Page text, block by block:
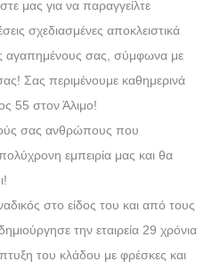
μας για να παραγγείλτε
σχεδιασμένες αποκλειστικά
αγαπημένους σας, σύμφωνα με
Σας περιμένουμε καθημερινά
55 στον Άλιμο!
σας ανθρώπους που
εμπειρία μας και θα
στο είδος του και από τους
την εταιρεία 29 χρόνια
του κλάδου με φρέσκες και